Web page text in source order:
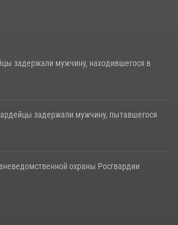
задержали мужчину, находившегося в
задержали мужчину, пытавшегося
охраны Росгвардии